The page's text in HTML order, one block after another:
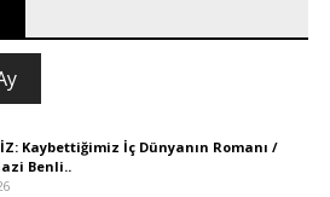
Kaybettiğimiz İç Dünyanın Romanı /
Benli..